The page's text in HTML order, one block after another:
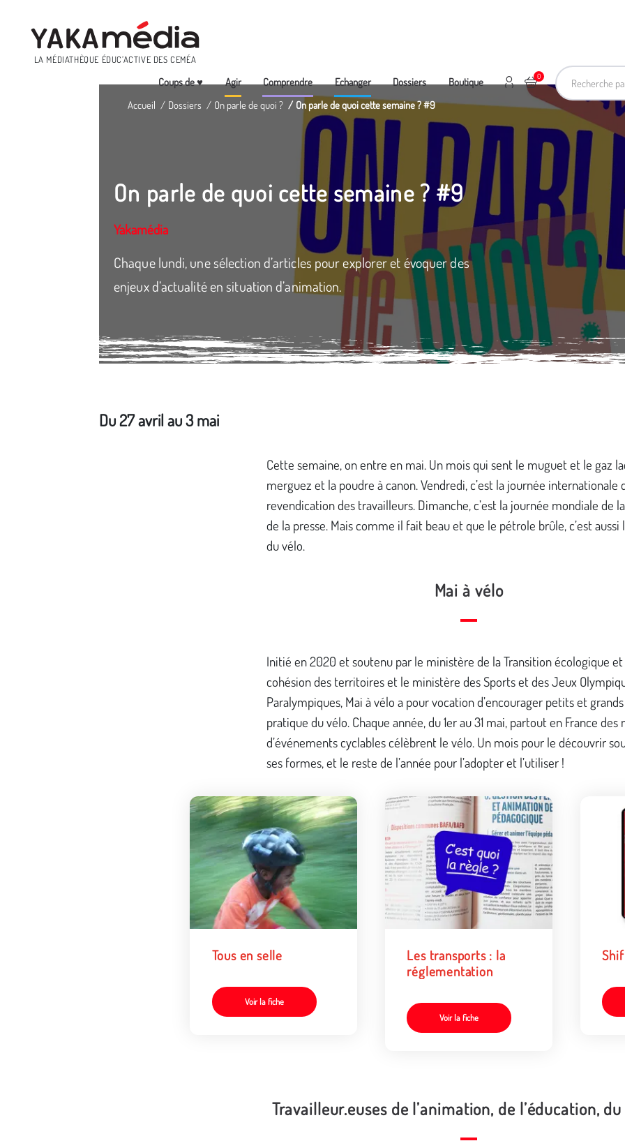
LA MÉDIATHÈQUE ÉDUC’ACTIVE DES CEMÉA
Recherche
Menu
Coups de ♥ Agir Comprendre Echanger Dossiers Boutique 0
Ajouter au panier
Mon compte
Accueil Dossiers On parle de quoi ? On parle de quoi cette semaine ? #9
On parle de quoi cette semaine ? #9
Yakamédia
Chaque lundi, une sélection d’articles pour explorer et évoquer des
enjeux d’actualité en situation d’animation.
Du 27 avril au 3 mai
Cette semaine, on entre en mai. Un mois qui sent le muguet et le gaz
merguez et la poudre à canon. Vendredi, c’est la journée internationale
revendication des travailleurs. Dimanche, c’est la journée mondiale de
de la presse. Mais comme il fait beau et que le pétrole brûle, c’est aussi
du vélo.
Mai à vélo
Initié en 2020 et soutenu par le ministère de la Transition écologique et
cohésion des territoires et le ministère des Sports et des Jeux
Paralympiques, Mai à vélo a pour vocation d’encourager petits et
pratique du vélo. Chaque année, du 1er au 31 mai, partout en France des
d’événements cyclables célèbrent le vélo. Un mois pour le découvrir
ses formes, et le reste de l’année pour l’adopter et l’utiliser !
Tous en selle
Voir la fiche
Les transports : la
réglementation
Voir la fiche
Travailleur.euses de l’animation, de l’éducation,